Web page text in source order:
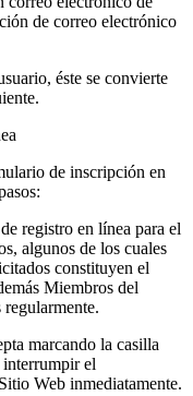
de correo electrónico
éste se convierte
de inscripción en
registro en línea para el
algunos de los cuales
constituyen el
Miembros del
marcando la casilla
interrumpir el
Web inmediatamente.